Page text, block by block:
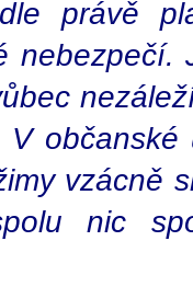
právě
nebezpečí.
vzácně
nic